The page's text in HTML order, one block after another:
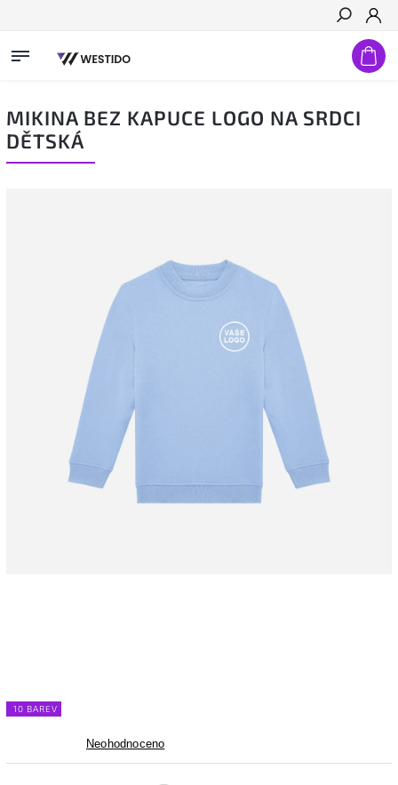
Hledat
MIKINA BEZ KAPUCE LOGO NA SRDCI
DĚTSKÁ
10 BAREV
Neohodnoceno